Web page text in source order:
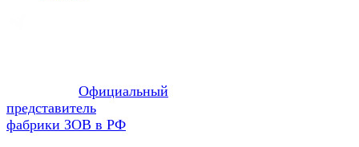
Официальный
представитель
фабрики ЗОВ в РФ